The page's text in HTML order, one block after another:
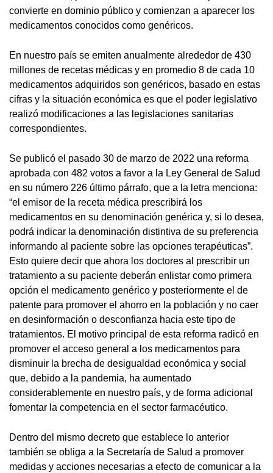
convierte en dominio público y comienzan a aparecer los
medicamentos conocidos como genéricos.
En nuestro país se emiten anualmente alrededor de 430
millones de recetas médicas y en promedio 8 de cada 10
medicamentos adquiridos son genéricos, basado en estas
cifras y la situación económica es que el poder legislativo
realizó modificaciones a las legislaciones sanitarias
correspondientes.
Se publicó el pasado 30 de marzo de 2022 una reforma
aprobada con 482 votos a favor a la Ley General de Salud
en su número 226 último párrafo, que a la letra menciona:
“el emisor de la receta médica prescribirá los
medicamentos en su denominación genérica y, si lo desea,
podrá indicar la denominación distintiva de su preferencia
informando al paciente sobre las opciones terapéuticas”.
Esto quiere decir que ahora los doctores al prescribir un
tratamiento a su paciente deberán enlistar como primera
opción el medicamento genérico y posteriormente el de
patente para promover el ahorro en la población y no caer
en desinformación o desconfianza hacia este tipo de
tratamientos. El motivo principal de esta reforma radicó en
promover el acceso general a los medicamentos para
disminuir la brecha de desigualdad económica y social
que, debido a la pandemia, ha aumentado
considerablemente en nuestro país, y de forma adicional
fomentar la competencia en el sector farmacéutico.
Dentro del mismo decreto que establece lo anterior
también se obliga a la Secretaría de Salud a promover
medidas y acciones necesarias a efecto de comunicar a la